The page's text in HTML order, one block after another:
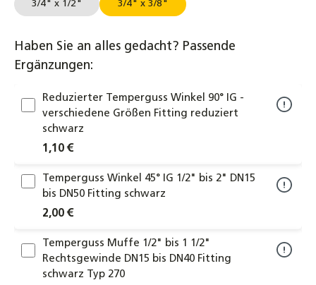
3/4" x 1/2" 3/4" x 3/8"
Haben Sie an alles gedacht? Passende
Ergänzungen:
Reduzierter Temperguss Winkel 90° IG -
verschiedene Größen Fitting reduziert
schwarz
1,10 €
Temperguss Winkel 45° IG 1/2" bis 2" DN15
bis DN50 Fitting schwarz
2,00 €
Temperguss Muffe 1/2" bis 1 1/2"
Rechtsgewinde DN15 bis DN40 Fitting
schwarz Typ 270